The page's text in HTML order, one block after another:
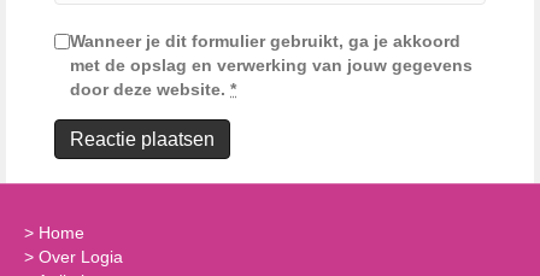
Wanneer je dit formulier gebruikt, ga je akkoord
met de opslag en verwerking van jouw gegevens
door deze website. *
> Home
> Over Logia